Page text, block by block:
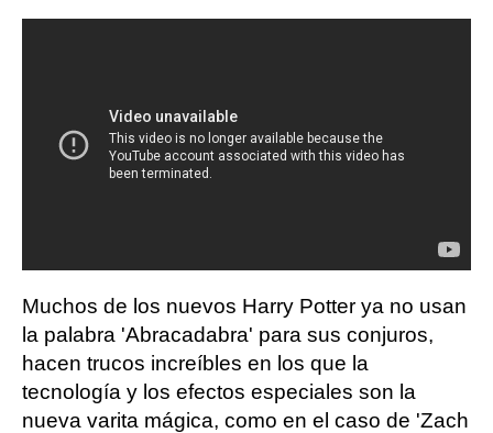
Muchos de los nuevos Harry Potter ya no usan
la palabra 'Abracadabra' para sus conjuros,
hacen trucos increíbles en los que la
tecnología y los efectos especiales son la
nueva varita mágica, como en el caso de 'Zach